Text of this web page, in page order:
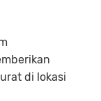
di lokasi